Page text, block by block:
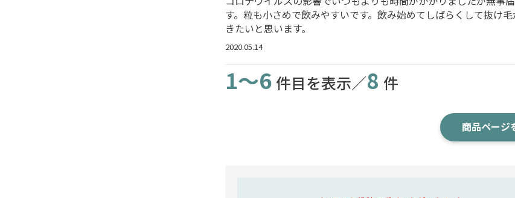
す。粒も小さめで飲みやすいです。飲み始めてしばらくして抜け
きたいと思います。
2020.05.14
1～6 件目を表示／8 件
商品ページ